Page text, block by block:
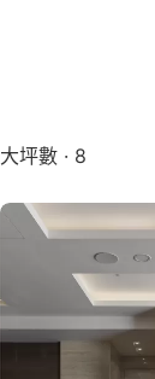
大坪數 · 8